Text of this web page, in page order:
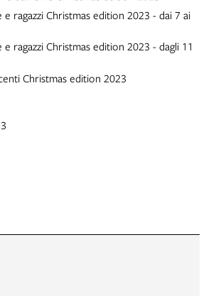
e ragazzi Christmas edition 2023 - dai 7 ai
e ragazzi Christmas edition 2023 - dagli 11
Christmas edition 2023